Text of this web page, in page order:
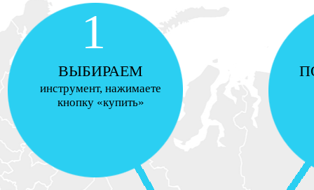
1
ВЫБИРАЕМ
инструмент, нажимаете
кнопку «купить»